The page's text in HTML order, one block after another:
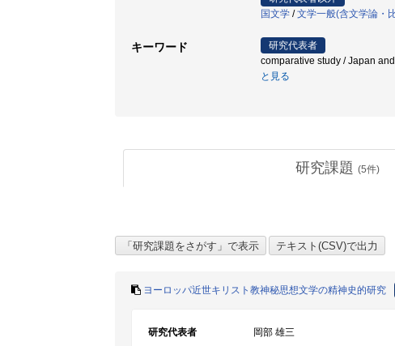
国文学 /文学一般(含文学論・
キーワード
研究代表者
comparative study / Japan
と見る
研究課題 (5件)
ヨーロッパ近世キリスト教神秘思想文学の精神史的研究
研究代表者
岡部 雄三